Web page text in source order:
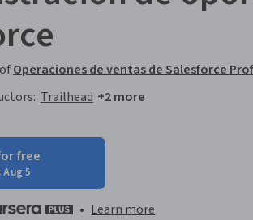
Operaciones de ventas de Salesforce
Trailhead +2 more
free
5
• Learn more